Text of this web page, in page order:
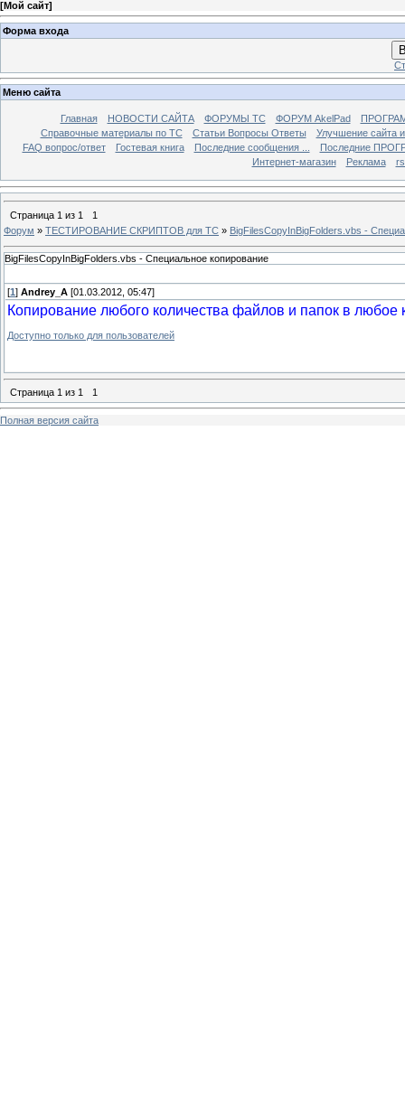
[Мой сайт]
Форма входа
Меню сайта
Главная НОВОСТИ САЙТА ФОРУМЫ TC ФОРУМ AkelPad
Справочные материалы по TС
Статьи Вопросы Ответы
Улучшение сайта
FAQ вопрос/ответ
Гостевая книга Последние сообщения ...
Последние
Интернет-магазин
Реклама
Страница 1 из 1
1
Форум » ТЕСТИРОВАНИЕ СКРИПТОВ для TC » BigFilesCopyInBigFolders.vbs -
BigFilesCopyInBigFolders.vbs - Специальное копирование
[1 ] Andrey_A [01.03.2012, 05:47]
Копирование любого количества файлов и папок в любое
Доступно только для пользователей
Страница 1 из 1 1
Полная версия сайта